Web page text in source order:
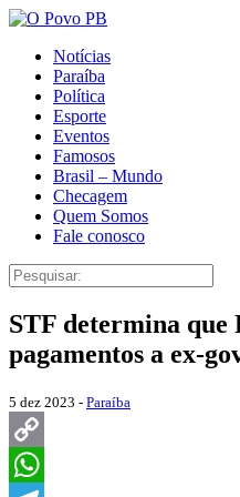
Notícias
Paraíba
Política
Esporte
Eventos
Famosos
Brasil – Mundo
Checagem
Quem Somos
Fale conosco
STF determina que
pagamentos a ex-
5 dez 2023 - Paraíba
Copy